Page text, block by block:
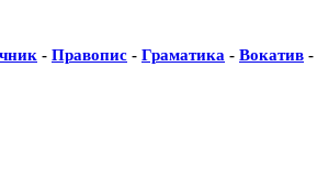
- Правопис - Граматика - Вокатив -